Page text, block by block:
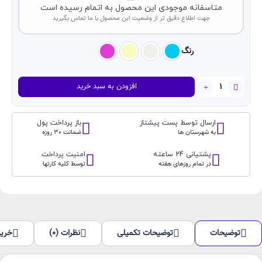
متاسفانه موجودی این محصول به اتمام رسیده است
جهت اطلاع دقیق تر از وضعیت این محصول با ما تماس بگیرید
رنگ
هندزفری
بلوتوثی
GREEN
مدل:SEINA
افزودن به سبد خرید
ارسال توسط پست پیشتاز
به شهرستان ها
باز پرداخت پول
ضمانت 30 روزه
پشتیانی 24 ساعته
در تمام روزهای هفته
امنیت پرداخت
توسط کلیه کارتها
توضیحات توضیحات تکمیلی نظرات (0)